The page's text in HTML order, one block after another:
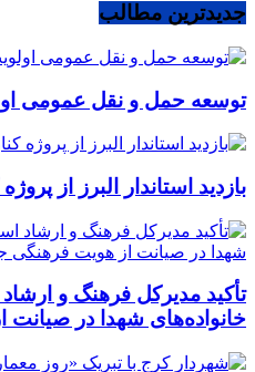
جدیدترین مطالب
توسعه حمل و نقل عمومی
بازدید استاندار البرز از
تأکید مدیرکل فرهنگ و
خانواده‌های شهدا در